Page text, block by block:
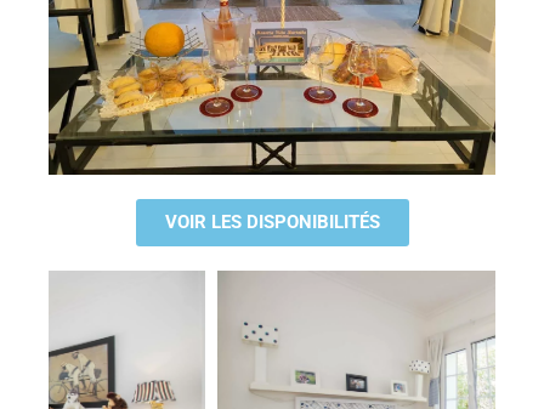
VOIR LES DISPONIBILITÉS